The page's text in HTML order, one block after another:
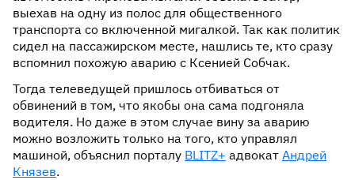
выехав на одну из полос для общественного
транспорта со включенной мигалкой. Так как политик
сидел на пассажирском месте, нашлись те, кто сразу
вспомнил похожую аварию с Ксенией Собчак.
Тогда телеведущей пришлось отбиваться от
обвинений в том, что якобы она сама подгоняла
водителя. Но даже в этом случае вину за аварию
можно возложить только на того, кто управлял
машиной, объяснил порталу BLITZ+ адвокат Андрей
Князев.